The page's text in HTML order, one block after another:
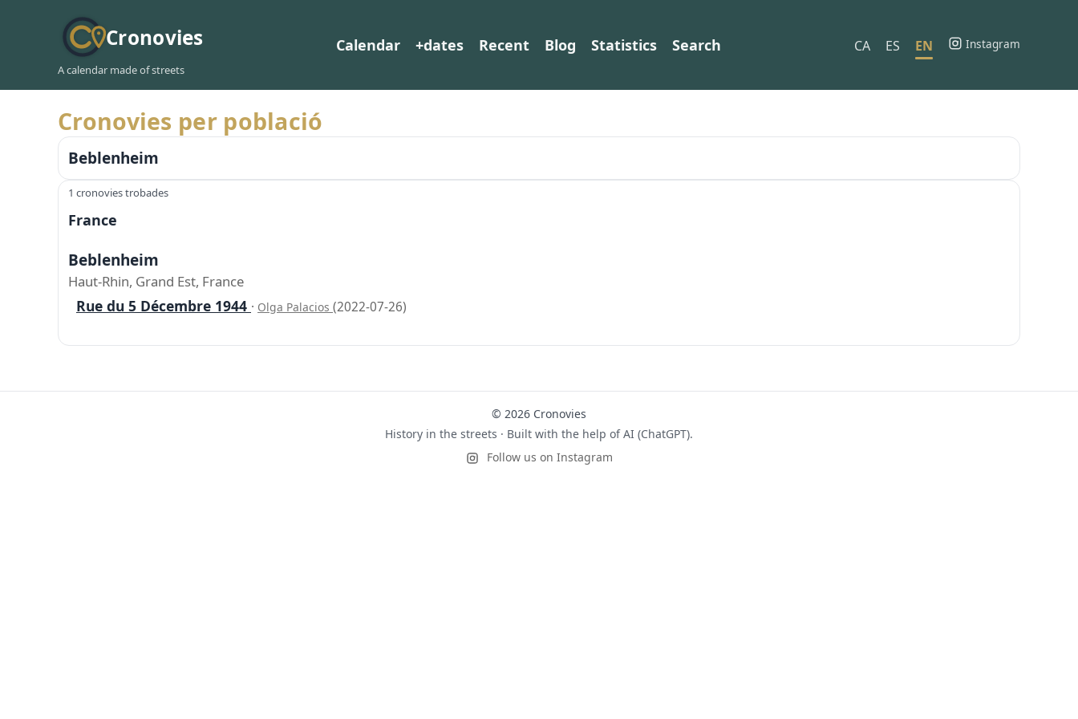
Cronovies
A calendar made of streets
Calendar +dates Recent Blog Statistics Search CA ES EN Instagram
Cronovies per població
Beblenheim
1 cronovies trobades
France
Beblenheim
Haut-Rhin, Grand Est, France
Rue du 5 Décembre 1944 · Olga Palacios (2022-07-26)
© 2026 Cronovies
History in the streets · Built with the help of AI (ChatGPT).
Follow us on Instagram